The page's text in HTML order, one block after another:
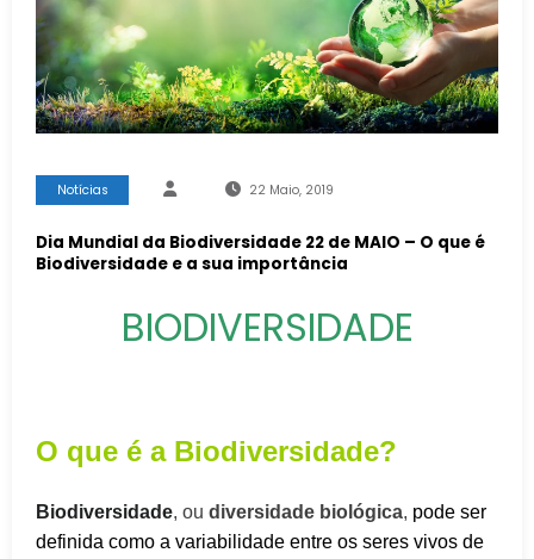
Notícias 22 Maio, 2019
Dia Mundial da Biodiversidade 22 de MAIO – O que é
Biodiversidade e a sua importância
BIODIVERSIDADE
O que é a Biodiversidade?
Biodiversidade, ou diversidade biológica, pode ser
definida como a variabilidade entre os seres vivos de